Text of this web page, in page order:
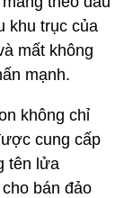
khu trục của
mất không
mạnh.
không chỉ
cung cấp
tên lửa
bán đảo